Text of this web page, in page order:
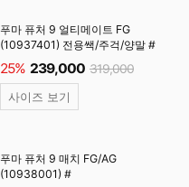
푸마 퓨처 9 얼티메이트 FG
(10937401) 전용쌕/주걱/양말 #
25% 239,000 319,000
사이즈 보기
푸마 퓨처 9 매치 FG/AG
(10938001) #